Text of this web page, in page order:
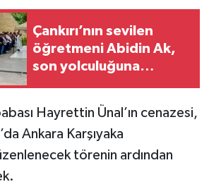
Çankırı’nın sevilen
öğretmeni Abidin Ak,
son yolculuğuna
Hayrettin Ünal’ın cenazesi,
Ankara Karşıyaka
törenin ardından